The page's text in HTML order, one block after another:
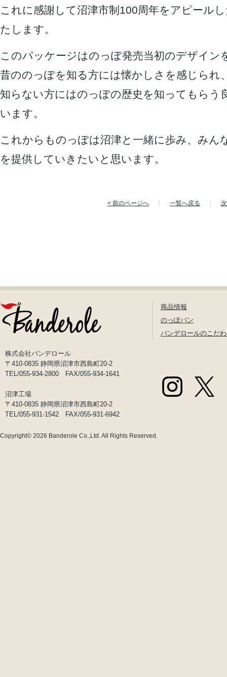
これに感謝して沼津市制100周年をアピール
たします。
このパッケージはのっぽ発売当初のデザイン
昔ののっぽを知る方には懐かしさを感じられ
知らない方にはのっぽの歴史を知ってもらう
います。
これからものっぽは沼津と一緒に歩み、みん
を提供していきたいと思います。
< 前のページへ 一覧へ戻る
株式会社バンデロール
〒410-0835 静岡県沼津市西島町20-2
TEL/055-934-2800 FAX/055-934-1641
沼津工場
〒410-0835 静岡県沼津市西島町20-2
TEL/055-931-1542 FAX/055-931-6942
商品情報
のっぽパン
バンデロールのこだ
Copyright© 2026 Banderole Co.,Ltd.All Rights Reserved.